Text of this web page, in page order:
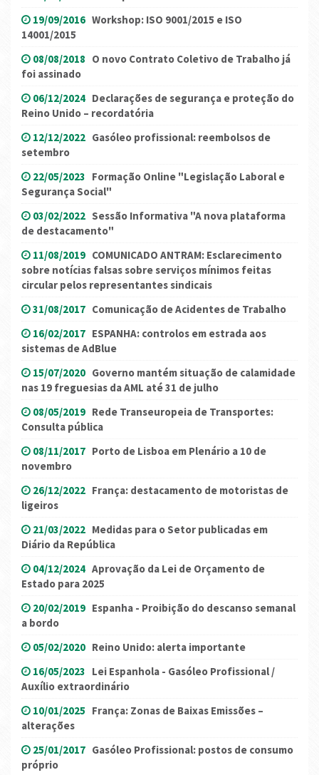
19/09/2016 Workshop: ISO 9001/2015 e ISO
14001/2015
08/08/2018 O novo Contrato Coletivo de Trabalho já
foi assinado
06/12/2024 Declarações de segurança e proteção do
Reino Unido – recordatória
12/12/2022 Gasóleo profissional: reembolsos de
setembro
22/05/2023 Formação Online "Legislação Laboral e
Segurança Social"
03/02/2022 Sessão Informativa "A nova plataforma
de destacamento"
11/08/2019 COMUNICADO ANTRAM: Esclarecimento
sobre notícias falsas sobre serviços mínimos feitas
circular pelos representantes sindicais
31/08/2017 Comunicação de Acidentes de Trabalho
16/02/2017 ESPANHA: controlos em estrada aos
sistemas de AdBlue
15/07/2020 Governo mantém situação de calamidade
nas 19 freguesias da AML até 31 de julho
08/05/2019 Rede Transeuropeia de Transportes:
Consulta pública
08/11/2017 Porto de Lisboa em Plenário a 10 de
novembro
26/12/2022 França: destacamento de motoristas de
ligeiros
21/03/2022 Medidas para o Setor publicadas em
Diário da República
04/12/2024 Aprovação da Lei de Orçamento de
Estado para 2025
20/02/2019 Espanha - Proibição do descanso semanal
a bordo
05/02/2020 Reino Unido: alerta importante
16/05/2023 Lei Espanhola - Gasóleo Profissional /
Auxílio extraordinário
10/01/2025 França: Zonas de Baixas Emissões –
alterações
25/01/2017 Gasóleo Profissional: postos de consumo
próprio